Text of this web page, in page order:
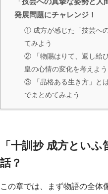
発展問題にチャレンジ！
① 成方が感じた「技芸へ
てみよう
② 「物賜はりて、返し給
皇の心情の変化を考えよう
③ 「品格ある生き方」と
でまとめてみよう
「十訓抄 成方とい
話？
この章では、まず物語の全体